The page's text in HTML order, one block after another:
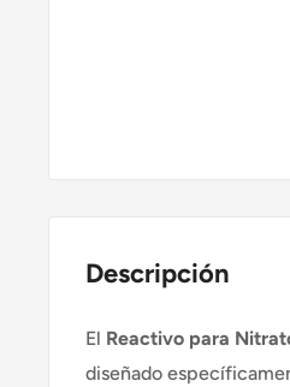
Descripción
El Reactivo para
diseñado